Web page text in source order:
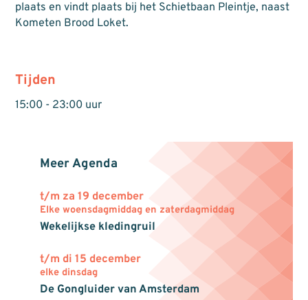
plaats en vindt plaats bij het Schietbaan Pleintje, naast
Kometen Brood Loket.
Tijden
15:00 - 23:00 uur
Meer Agenda
t/m za 19 december
Elke woensdagmiddag en zaterdagmiddag
Wekelijkse kledingruil
t/m di 15 december
elke dinsdag
De Gongluider van Amsterdam